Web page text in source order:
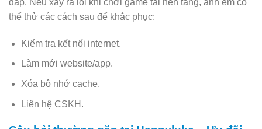
đáp. Nếu xảy ra lỗi khi chơi game tại nền tảng, anh em có
thể thử các cách sau để khắc phục:
Kiểm tra kết nối internet.
Làm mới website/app.
Xóa bộ nhớ cache.
Liên hệ CSKH.